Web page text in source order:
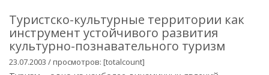
Туристско-культурные территории как
инструмент устойчивого развития
культурно-познавательного туризм
23.07.2003 / просмотров: [totalcount]